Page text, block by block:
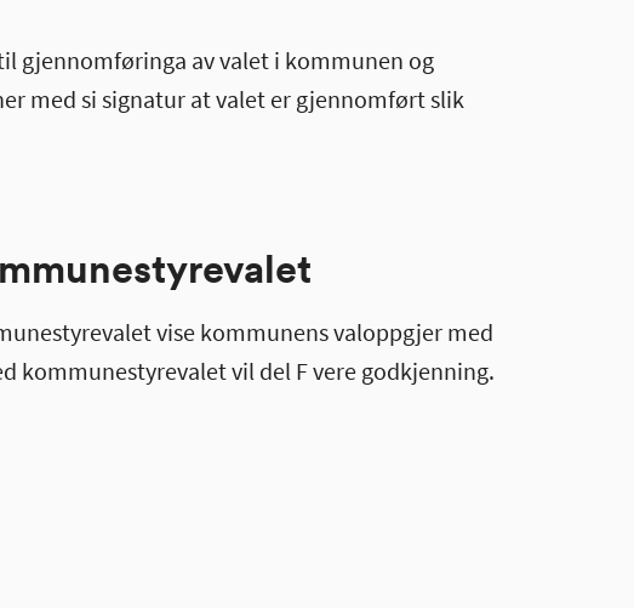
gjennomføringa av valet i kommunen og
med si signatur at valet er gjennomført slik
vise kommunens valoppgjer med
kommunestyrevalet vil del F vere godkjenning.